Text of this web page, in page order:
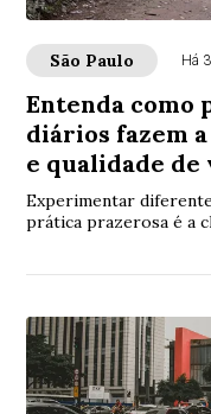
São Paulo Há
Entenda como
diários fazem
e qualidade de
Experimentar
prática prazerosa é a